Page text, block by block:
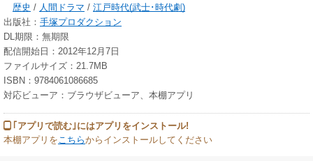
歴史 / 人間ドラマ / 江戸時代(武士･時代劇)
出版社： 手塚プロダクション
DL期限：無期限
配信開始日：2012年12月7日
ファイルサイズ：21.7MB
ISBN：9784061086685
対応ビューア：ブラウザビューア、本棚アプリ
｢アプリで読む｣にはアプリをインストール!
本棚アプリをこちらからインストールしてください